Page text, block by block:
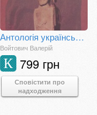
Антологія українського міфу: Потойбіччя. Том 3
Войтович Валерій
799 грн
К
Сповістити про
надходження